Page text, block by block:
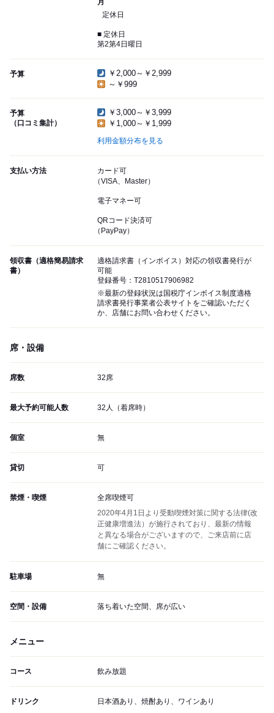
月
定休日
■ 定休日
第2第4日曜日
予算
￥2,000～￥2,999
～￥999
予算
（口コミ集計）
￥3,000～￥3,999
￥1,000～￥1,999
利用金額分布を見る
支払い方法
カード可
（VISA、Master）
電子マネー可
QRコード決済可
（PayPay）
領収書（適格簡易請求
書）
適格請求書（インボイス）対応の領収書発行が
可能
登録番号：T2810517906982
※最新の登録状況は国税庁インボイス制度適格
請求書発行事業者公表サイトをご確認いただく
か、店舗にお問い合わせください。
席・設備
席数 32席
最大予約可能人数 32人（着席時）
個室 無
貸切 可
禁煙・喫煙
全席喫煙可
2020年4月1日より受動喫煙対策に関する法律(改
正健康増進法）が施行されており、最新の情報
と異なる場合がございますので、ご来店前に店
舗にご確認ください。
駐車場 無
空間・設備 落ち着いた空間、席が広い
メニュー
コース 飲み放題
ドリンク 日本酒あり、焼酎あり、ワインあり